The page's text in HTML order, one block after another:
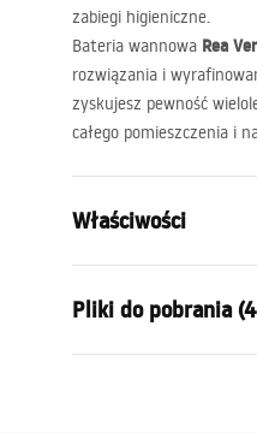
zabiegi higieniczne.
Bateria wannowa Rea
rozwiązania i
zyskujesz pewność
całego pomieszczenia i
Właściwości
Sposób montażu:
Kolor:
Pliki do pobrania